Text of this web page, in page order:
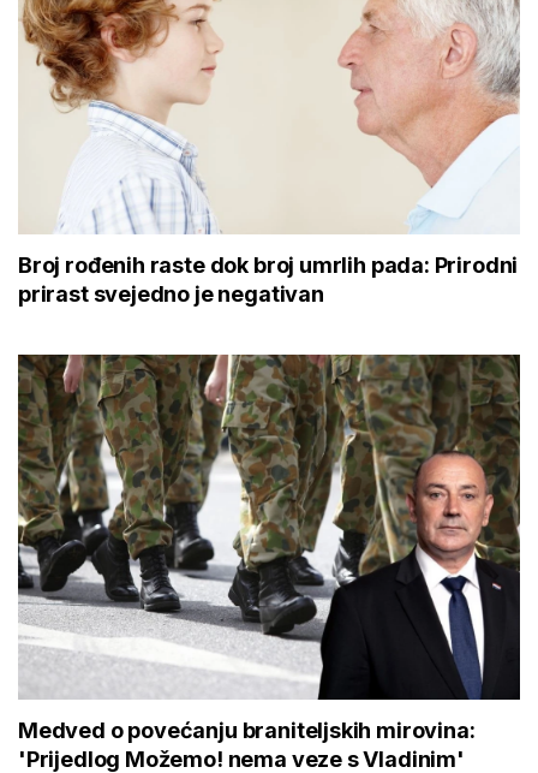
Broj rođenih raste dok broj umrlih pada: Prirodni
prirast svejedno je negativan
Medved o povećanju braniteljskih mirovina:
'Prijedlog Možemo! nema veze s Vladinim'